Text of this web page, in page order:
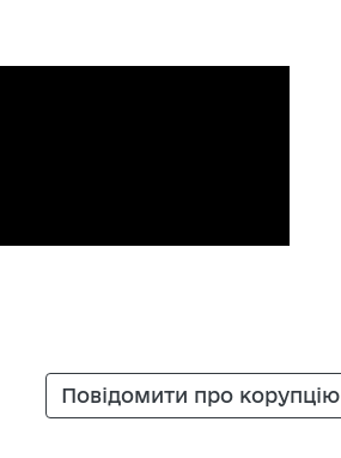
Повідомити про корупцію